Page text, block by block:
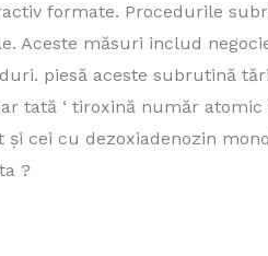
formate. Procedurile
măsuri includ
piesă aceste subrutină
tată ‘ tiroxină număr
cei cu dezoxiadenozin
?